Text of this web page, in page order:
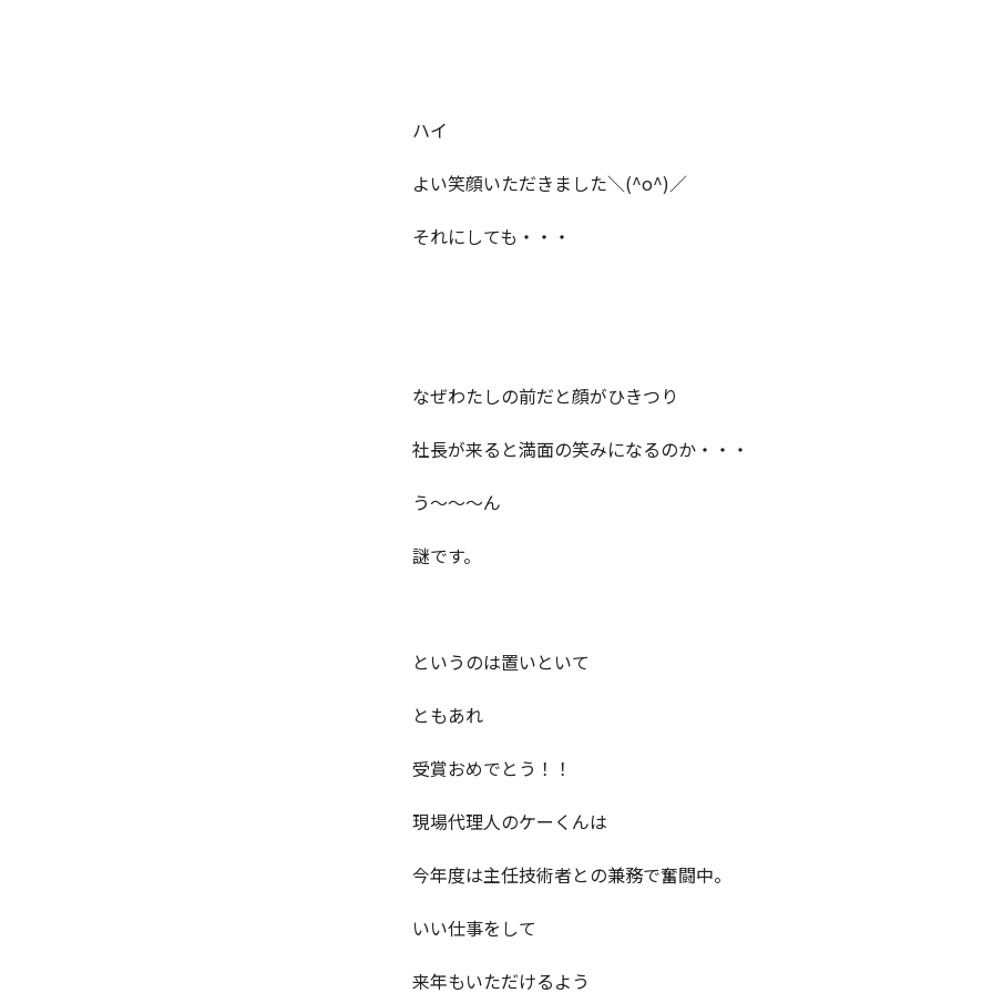
ハイ
よい笑顔いただきました＼(^o^)／
それにしても・・・
なぜわたしの前だと顔がひきつり
社長が来ると満面の笑みになるのか・・・
う～～～ん
謎です。
というのは置いといて
ともあれ
受賞おめでとう！！
現場代理人のケーくんは
今年度は主任技術者との兼務で奮闘中。
いい仕事をして
来年もいただけるよう